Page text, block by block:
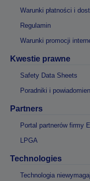
Warunki płatności i
Regulamin
Warunki promocji
Kwestie prawne
Safety Data Sheets
Poradniki i
Partners
Portal partnerów firmy
LPGA
Technologies
Technologia